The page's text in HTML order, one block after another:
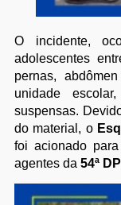
O incidente,
adolescentes
pernas,
unidade
suspensas.
do material, o
foi acionado
agentes da 54ª